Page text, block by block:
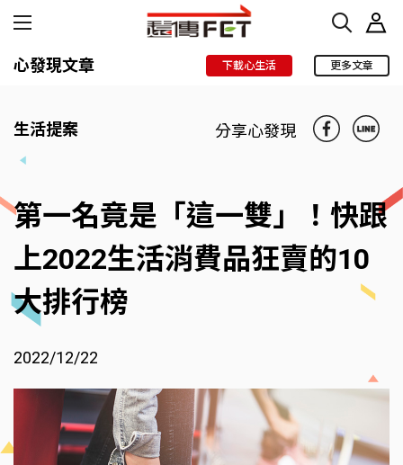
心發現文章 下載心生活 更多文章
生活提案 分享心發現
第一名竟是「這一雙」！快跟
上2022生活消費品狂賣的10
大排行榜
2022/12/22